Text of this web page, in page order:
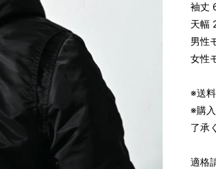
袖丈
天幅
男性
女性
※送
※購
了承
適格